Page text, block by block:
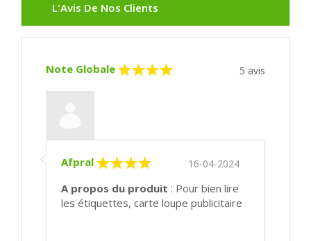
L'Avis De Nos Clients
Note Globale 5 avis
Afpral 16-04-2024
A propos du produit : Pour bien lire
les étiquettes, carte loupe publicitaire